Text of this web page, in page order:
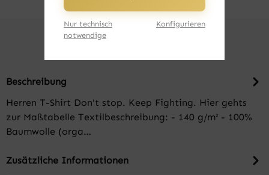
Beschreibung
Herren T-Shirt Don't stop. Keep Fighting. Hier gehts
zur Maßtabelle Textilbeschreibung: - 140 g/m² - 100%
Baumwolle (orga…
Zusätzliche Informationen
Nur technisch
notwendige
Konfigurieren